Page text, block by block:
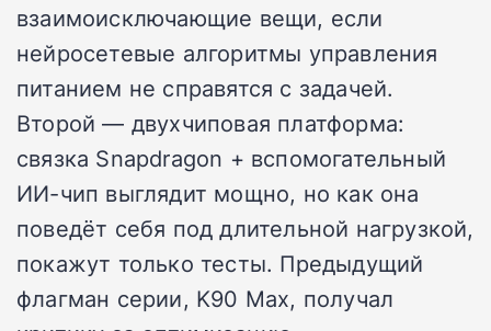
взаимоисключающие вещи, если
нейросетевые алгоритмы управления
питанием не справятся с задачей.
Второй — двухчиповая платформа:
связка Snapdragon + вспомогательный
ИИ-чип выглядит мощно, но как она
поведёт себя под длительной нагрузкой,
покажут только тесты. Предыдущий
флагман серии, K90 Max, получал